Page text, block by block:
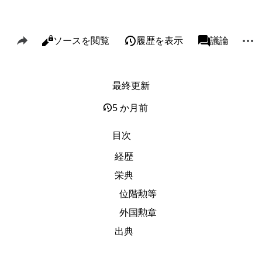
このページを共有
表示
閲覧ソースを閲覧 履歴を表示 associated-
ページ議論
リンク元
関連ページの更新状況
ページ情報
このページを引用
短縮URLを取得する
最終更新
5 か月前
目次
経歴
栄典
位階勲等
外国勲章
出典